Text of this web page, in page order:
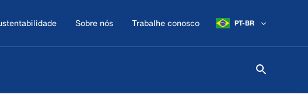
Sobre nós Trabalhe conosco PT-BR